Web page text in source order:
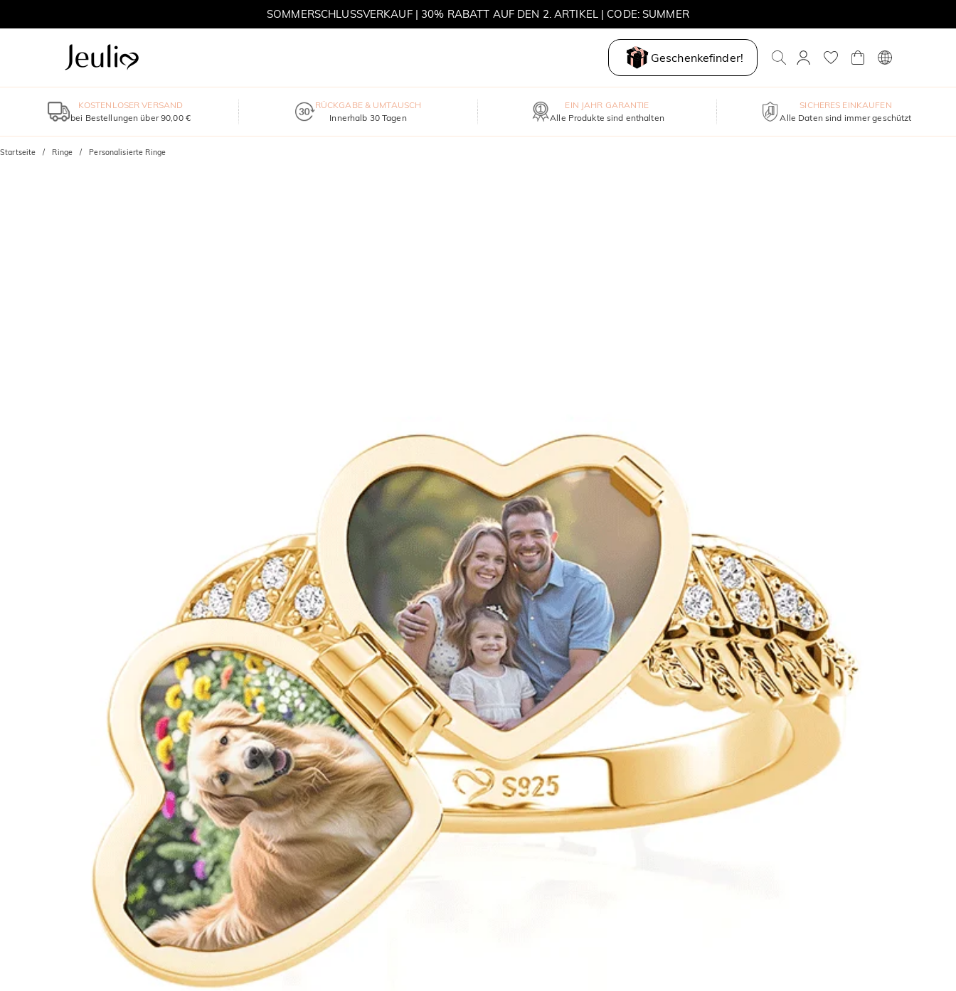
SOMMERSCHLUSSVERKAUF | 30% RABATT AUF DEN 2. ARTIKEL | CODE: SUMMER
Geschenkefinder!
KOSTENLOSER VERSAND
bei Bestellungen über 90,00 €
RÜCKGABE & UMTAUSCH
Innerhalb 30 Tagen
EIN JAHR GARANTIE
Alle Produkte sind enthalten
SICHERES EINKAUFEN
Alle Daten sind immer geschützt
Startseite Ringe Personalisierte Ringe